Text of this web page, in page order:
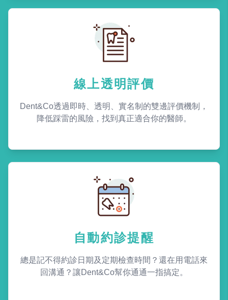
線上透明評價
Dent&Co透過即時、透明、實名制的雙邊評價機制，
降低踩雷的風險，找到真正適合你的醫師。
自動約診提醒
總是記不得約診日期及定期檢查時間？還在用電話來
回溝通？讓Dent&Co幫你通通一指搞定。